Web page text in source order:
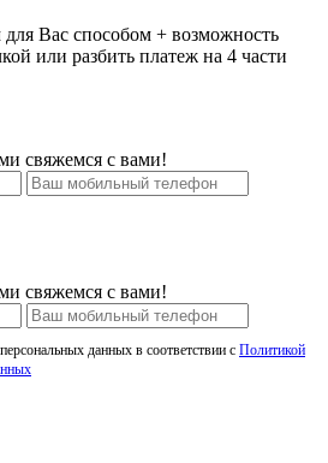
Вас способом + возможность
или разбить платеж на 4 части
свяжемся с вами!
свяжемся с вами!
данных в соответствии с Политикой